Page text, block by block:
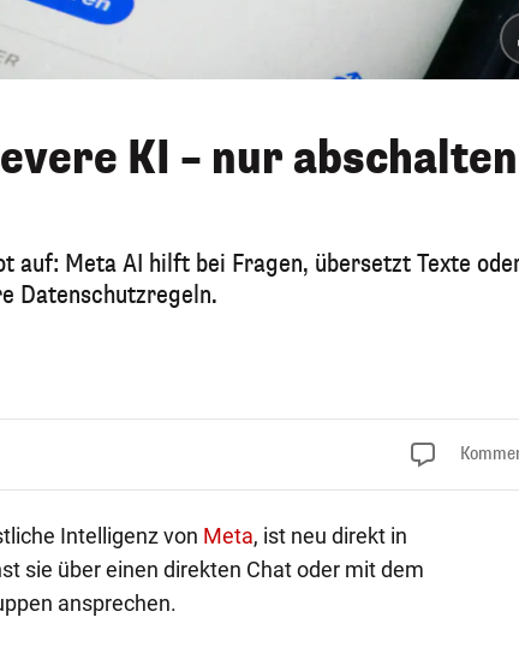
KI – nur abschalten
auf: Meta AI hilft bei Fragen, übersetzt Texte
Datenschutzregeln.
Intelligenz von Meta, ist neu direkt in
sie über einen direkten Chat oder mit dem
ansprechen.